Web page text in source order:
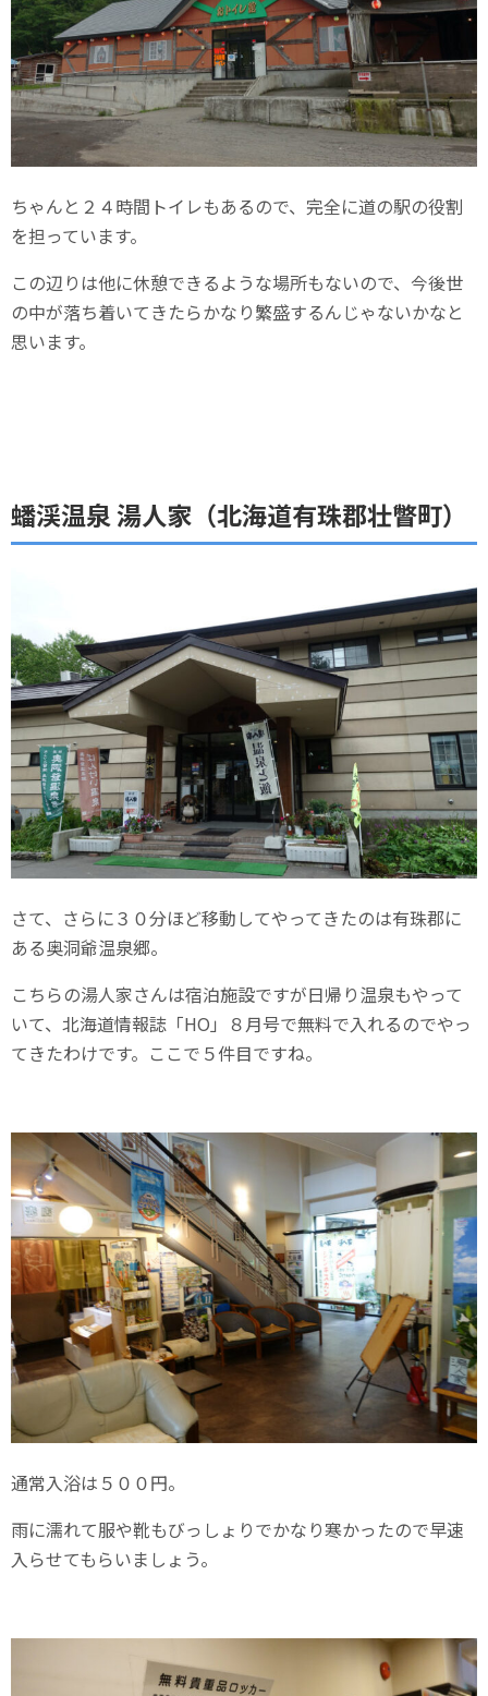
ちゃんと２４時間トイレもあるので、完全に道の駅の役割
を担っています。
この辺りは他に休憩できるような場所もないので、今後世
の中が落ち着いてきたらかなり繁盛するんじゃないかなと
思います。
蟠渓温泉 湯人家（北海道有珠郡壮瞥町）
さて、さらに３０分ほど移動してやってきたのは有珠郡に
ある奥洞爺温泉郷。
こちらの湯人家さんは宿泊施設ですが日帰り温泉もやって
いて、北海道情報誌「HO」８月号で無料で入れるのでやっ
てきたわけです。ここで５件目ですね。
通常入浴は５００円。
雨に濡れて服や靴もびっしょりでかなり寒かったので早速
入らせてもらいましょう。